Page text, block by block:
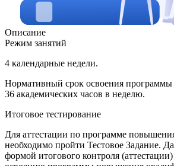
Описание
Режим занятий
4 календарные недели.
Нормативный срок освоения программы
36 академических часов в неделю.
Итоговое тестирование
Для аттестации по программе
необходимо пройти Тестовое Задание.
формой итогового контроля